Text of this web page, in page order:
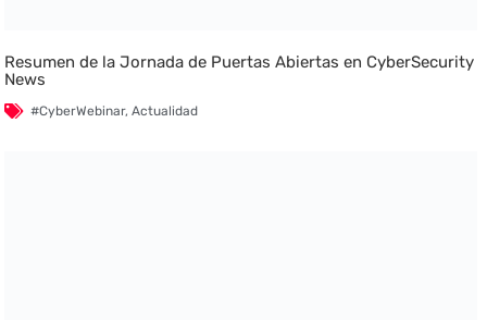
Resumen de la Jornada de Puertas Abiertas en CyberSecurity
News
#CyberWebinar,Actualidad